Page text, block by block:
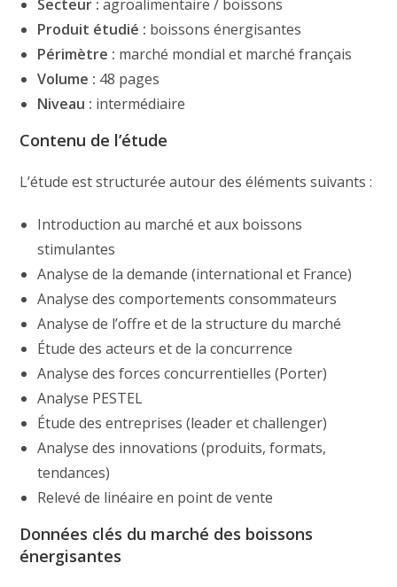
Secteur : agroalimentaire / boissons
Produit étudié : boissons énergisantes
Périmètre : marché mondial et marché français
Volume : 48 pages
Niveau : intermédiaire
Contenu de l’étude
L’étude est structurée autour des éléments suivants :
Introduction au marché et aux boissons
stimulantes
Analyse de la demande (international et France)
Analyse des comportements consommateurs
Analyse de l’offre et de la structure du marché
Étude des acteurs et de la concurrence
Analyse des forces concurrentielles (Porter)
Analyse PESTEL
Étude des entreprises (leader et challenger)
Analyse des innovations (produits, formats,
tendances)
Relevé de linéaire en point de vente
Données clés du marché des boissons
énergisantes